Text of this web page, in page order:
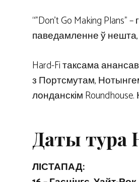
“”Don’t Go Making
паведамленне ў
Hard-Fi таксама
з Портсмутам,
лонданскім
Даты тура
ЛІСТАПАД: